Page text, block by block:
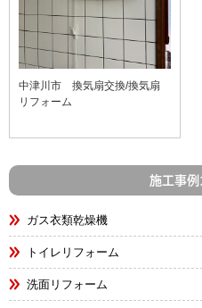
中津川市 換気扇交換/換気扇
リフォーム
施工事例
ガス衣類乾燥機
トイレリフォーム
洗面リフォーム